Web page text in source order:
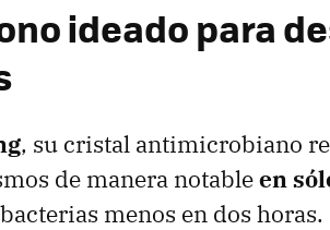
ideado para
, su cristal antimicrobiano
de manera notableen
menos en dos horas.